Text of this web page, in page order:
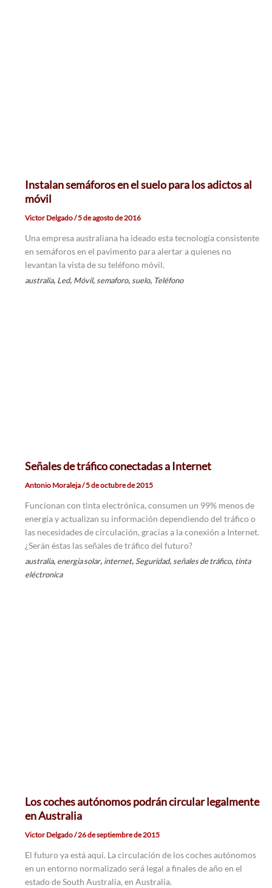
Instalan semáforos en el suelo para los adictos al
móvil
Victor Delgado/5 de agosto de 2016
Una empresa australiana ha ideado esta tecnología consistente
en semáforos en el pavimento para alertar a quienes no
levantan la vista de su teléfono móvil.
australia, Led, Móvil, semaforo, suelo, Teléfono
Señales de tráfico conectadas a Internet
Antonio Moraleja/5 de octubre de 2015
Funcionan con tinta electrónica, consumen un 99% menos de
energía y actualizan su información dependiendo del tráfico o
las necesidades de circulación, gracias a la conexión a Internet.
¿Serán éstas las señales de tráfico del futuro?
australia, energia solar, internet, Seguridad, señales de tráfico, tinta
eléctronica
Los coches autónomos podrán circular legalmente
en Australia
Victor Delgado/26 de septiembre de 2015
El futuro ya está aquí. La circulación de los coches autónomos
en un entorno normalizado será legal a finales de año en el
estado de South Australia, en Australia.